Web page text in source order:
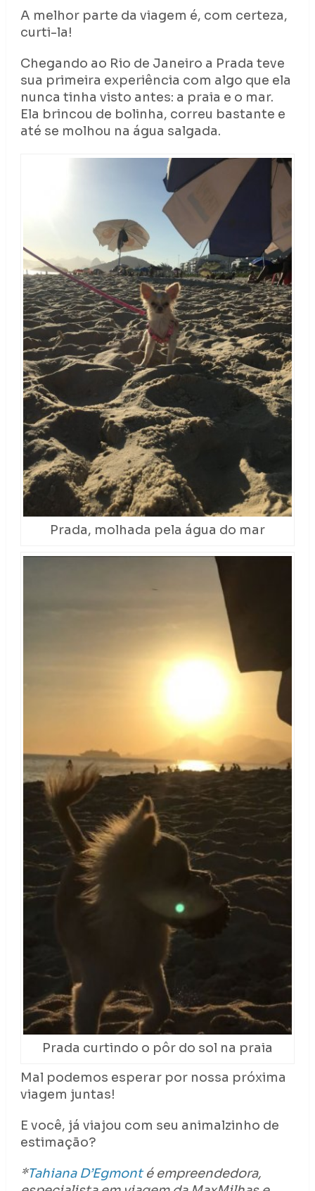
A melhor parte da viagem é, com certeza,
curti-la!
Chegando ao Rio de Janeiro a Prada teve
sua primeira experiência com algo que ela
nunca tinha visto antes: a praia e o mar.
Ela brincou de bolinha, correu bastante e
até se molhou na água salgada.
Prada, molhada pela água do mar
Prada curtindo o pôr do sol na praia
Mal podemos esperar por nossa próxima
viagem juntas!
E você, já viajou com seu animalzinho de
estimação?
*Tahiana D’Egmonté empreendedora,